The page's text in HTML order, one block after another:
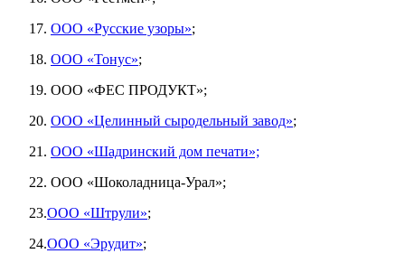
17. ООО «Русские узоры»;
18. ООО «Тонус»;
19. ООО «ФЕС ПРОДУКТ»;
20. ООО «Целинный сыродельный завод»;
21. ООО «Шадринский дом печати»;
22. ООО «Шоколадница-Урал»;
23.ООО «Штрули»;
24.ООО «Эрудит»;